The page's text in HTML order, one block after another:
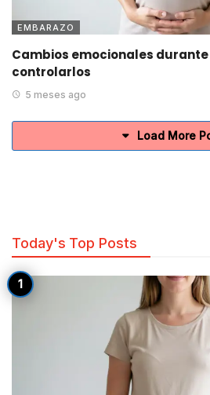
EMBARAZO
Cambios emocionales
controlarlos
5 meses ago
Load More
Today's Top Posts